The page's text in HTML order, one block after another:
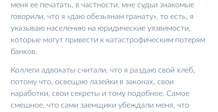
меня ее печатать, в частности, мне судьи знакомые
говорили, что я «даю обезьянам гранату», то есть, я
указываю населению на юридические уязвимости,
которые могут привести к катастрофическим потерям
банков.
Коллеги адвокаты считали, что я раздаю свой хлеб,
потому что, освещаю лазейки в законах, свои
наработки, свои секреты и тому подобное. Самое
смешное, что сами заемщики убеждали меня, что